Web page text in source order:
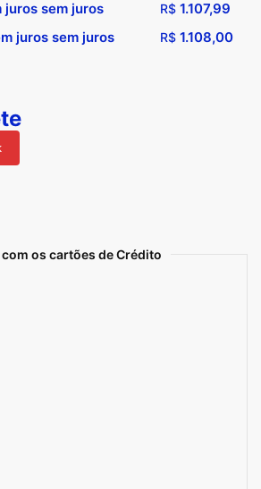
juros sem juros R$ 1.107,99
juros sem juros R$ 1.108,00
com os cartões de Crédito